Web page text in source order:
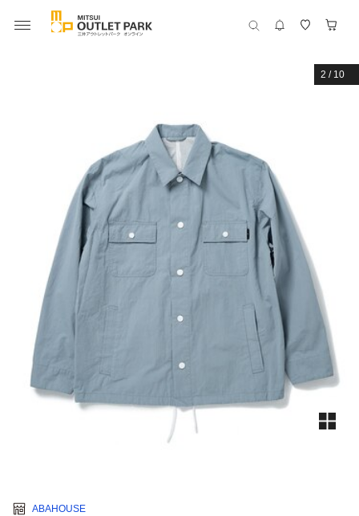
2 / 10
ABAHOUSE